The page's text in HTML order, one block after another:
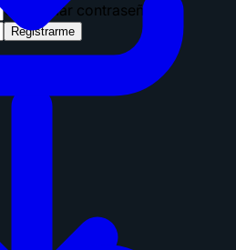
Confirmar contraseña
Registrarme